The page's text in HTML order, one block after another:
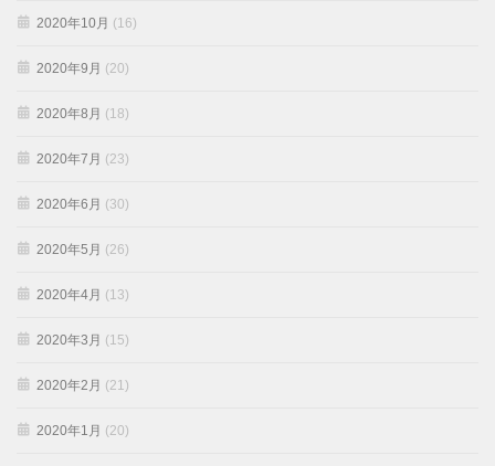
2020年10月 (16)
2020年9月 (20)
2020年8月 (18)
2020年7月 (23)
2020年6月 (30)
2020年5月 (26)
2020年4月 (13)
2020年3月 (15)
2020年2月 (21)
2020年1月 (20)